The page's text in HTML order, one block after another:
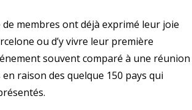
membres ont déjà exprimé leur joie
ou d’y vivre leur première
souvent comparé à une réunion
raison des quelque 150 pays qui